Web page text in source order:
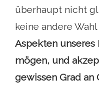
überhaupt nicht
keine andere Wahl
Aspekten
mögen, und
gewissen Grad an